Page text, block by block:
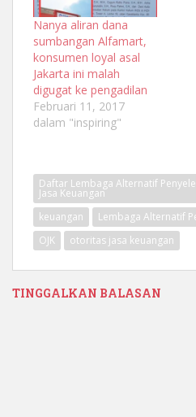
Nanya aliran dana
sumbangan Alfamart,
konsumen loyal asal
Jakarta ini malah
digugat ke pengadilan
Februari 11, 2017
dalam "inspiring"
Daftar Lembaga Alternatif
Jasa Keuangan
keuangan
Lembaga Alternatif
OJK
otoritas jasa keuangan
TINGGALKAN BALASAN